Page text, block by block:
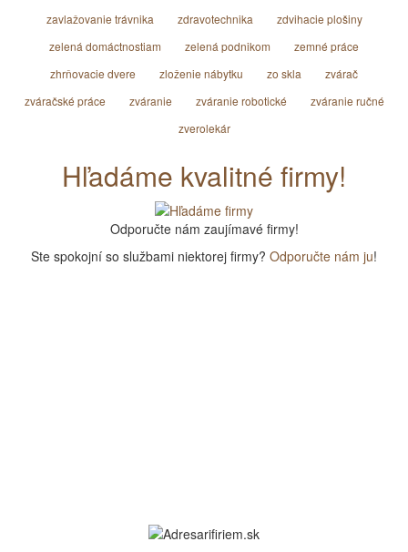
zavlažovanie trávnika
zdravotechnika
zdvihacie plošiny
zelená domáctnostiam
zelená podnikom
zemné práce
zhrňovacie dvere
zloženie nábytku zo skla
zvárač
zváračské práce
zváranie zváranie robotické
zváranie ručné
zverolekár
Hľadáme kvalitné firmy!
Odporučte nám zaujímavé firmy!
Ste spokojní so službami niektorej firmy? Odporučte nám ju!